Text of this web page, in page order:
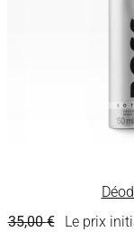
35,00€ Le prix